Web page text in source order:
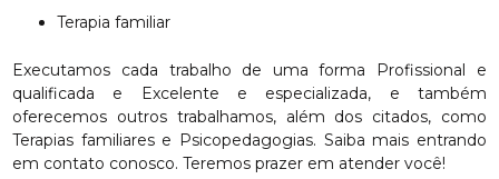
Terapia familiar
Executamos cada trabalho de uma forma Profissional e
qualificada e Excelente e especializada, e também
oferecemos outros trabalhamos, além dos citados, como
Terapias familiares e Psicopedagogias. Saiba mais entrando
em contato conosco. Teremos prazer em atender você!